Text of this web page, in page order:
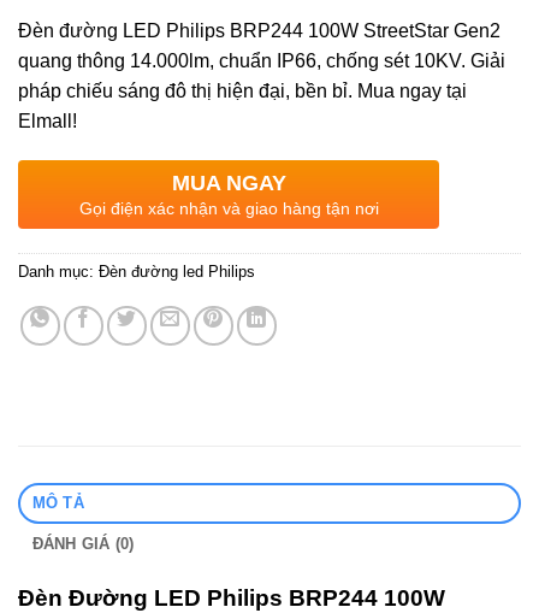
Đèn đường LED Philips BRP244 100W StreetStar Gen2
quang thông 14.000lm, chuẩn IP66, chống sét 10KV. Giải
pháp chiếu sáng đô thị hiện đại, bền bỉ. Mua ngay tại
Elmall!
MUA NGAY
Gọi điện xác nhận và giao hàng tận nơi
Danh mục: Đèn đường led Philips
MÔ TẢ
ĐÁNH GIÁ (0)
Đèn Đường LED Philips BRP244 100W